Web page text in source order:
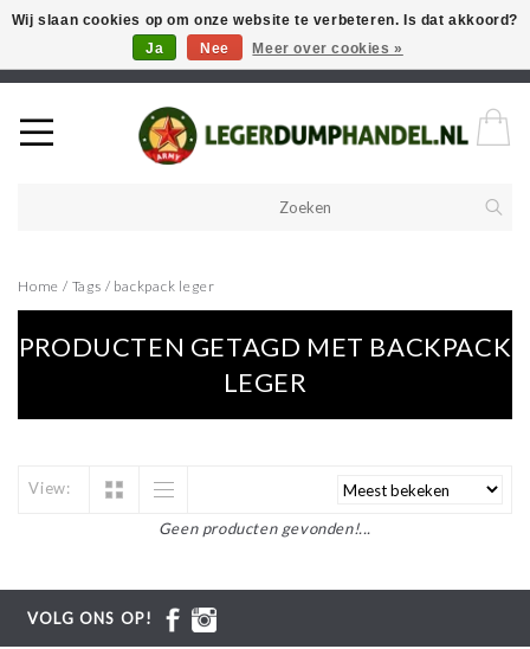
Welkom in onze webshop! Als u een product zoekt en deze niet kan
vinden in de webwinkel, neem vooral contact op!
Home / Tags / backpack leger
PRODUCTEN GETAGD MET BACKPACK
LEGER
View:
Geen producten gevonden!...
VOLG ONS OP!
Wij slaan cookies op om onze website te verbeteren. Is dat akkoord?
Ja
Nee Meer over cookies »